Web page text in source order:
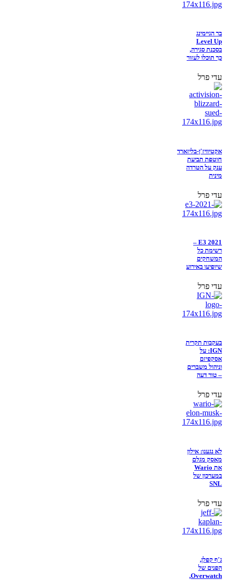
בר הגיימינג
Level Up
בסכנת סגירה,
כך תוכלו לעזור
עדי פרל
אקטיוויז'ן-בליזארד
חוטפת תביעת
ענק על הטרדה
מינית
עדי פרל
E3 2021 –
רשימת כל
המשחקים
שיופיעו באירוע
עדי פרל
בעקבות תקרית
IGN: על
אסקפיזם
וניהול משברים
– טור דעה
עדי פרל
לא נגענו: אילון
מאסק מגלם
את Wario
במערכון של
SNL
עדי פרל
ג'ף קפלן,
הפנים של
Overwatch,